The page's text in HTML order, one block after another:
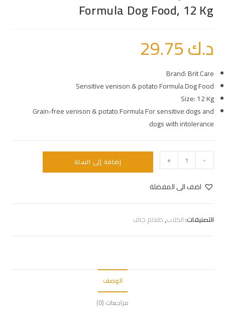
Formula Dog Food, 12 Kg
د.ك
Brand: Brit Care
Sensitive venison & potato Formula Dog Food
Size: 12 Kg
Grain-free venison & potato Formula For sensitive dogs and
dogs with intolerance
-
+ إضافة إلى السلة
اضف الى المفضلة
التصنيفات:الكلاب,طعام جاف
الوصف
مراجعات (0)